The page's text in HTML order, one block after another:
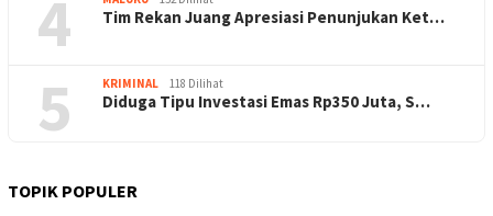
4 Tim Rekan Juang Apresiasi Penunjukan Ket…
5 KRIMINAL 118 Dilihat
Diduga Tipu Investasi Emas Rp350 Juta, S…
TOPIK POPULER